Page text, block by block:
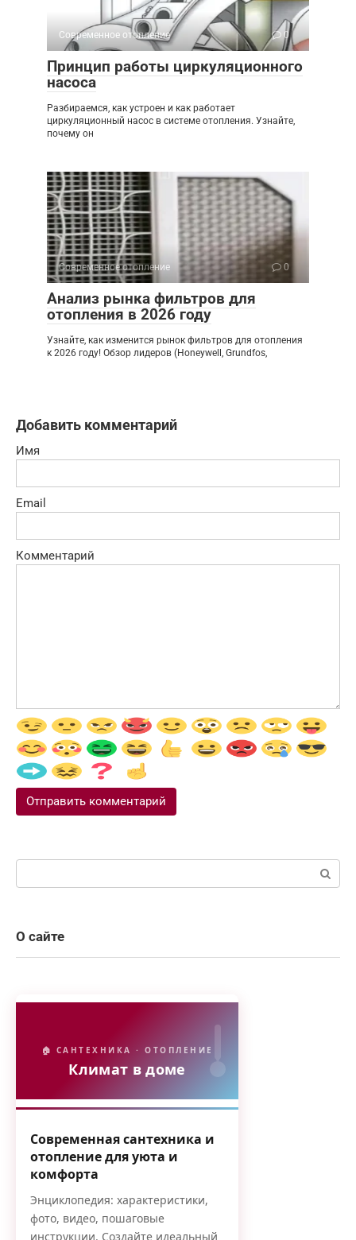
Современное отопление 0
Принцип работы циркуляционного
насоса
Разбираемся, как устроен и как работает
циркуляционный насос в системе отопления. Узнайте,
почему он
Современное отопление 0
Анализ рынка фильтров для
отопления в 2026 году
Узнайте, как изменится рынок фильтров для отопления
к 2026 году! Обзор лидеров (Honeywell, Grundfos,
Добавить комментарий
Имя
Email
Комментарий
О сайте
🏠 САНТЕХНИКА · ОТОПЛЕНИЕ
Климат в доме
Современная сантехника и
отопление для уюта и
комфорта
Энциклопедия: характеристики,
фото, видео, пошаговые
инструкции. Создайте идеальный